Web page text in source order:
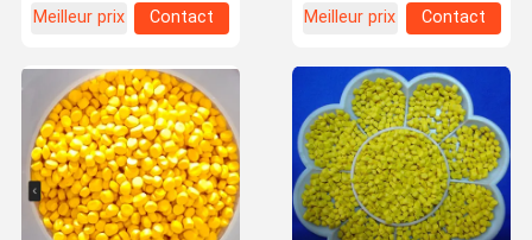
Meilleur prix Contact Meilleur prix Contact